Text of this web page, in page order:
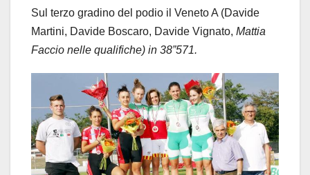
Sul terzo gradino del podio il Veneto A (Davide
Martini, Davide Boscaro, Davide Vignato, Mattia
Faccio nelle qualifiche) in 38”571.